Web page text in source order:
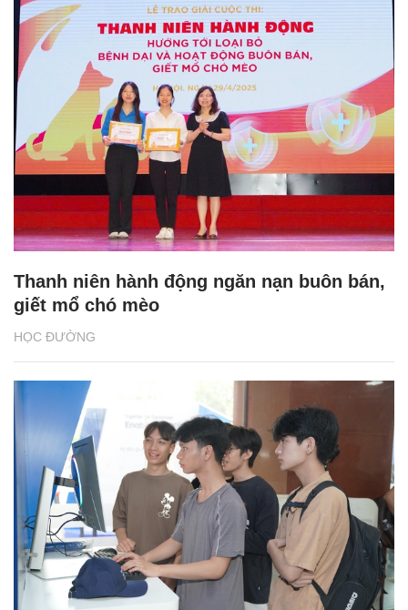
HỌC ĐƯỜNG
Thanh niên hành động ngăn nạn buôn bán,
giết mổ chó mèo